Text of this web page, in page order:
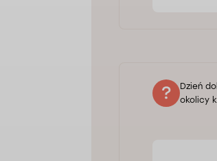
Dzień
okolicy